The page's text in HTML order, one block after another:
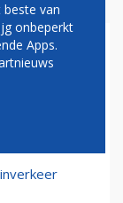
aan
van
onbeperkt
Apps.